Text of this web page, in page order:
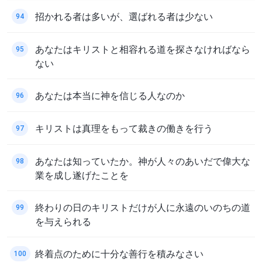
94 招かれる者は多いが、選ばれる者は少ない
95
あなたはキリストと相容れる道を探さなければなら
ない
96 あなたは本当に神を信じる人なのか
97 キリストは真理をもって裁きの働きを行う
98
あなたは知っていたか。神が人々のあいだで偉大な
業を成し遂げたことを
99
終わりの日のキリストだけが人に永遠のいのちの道
を与えられる
100 終着点のために十分な善行を積みなさい